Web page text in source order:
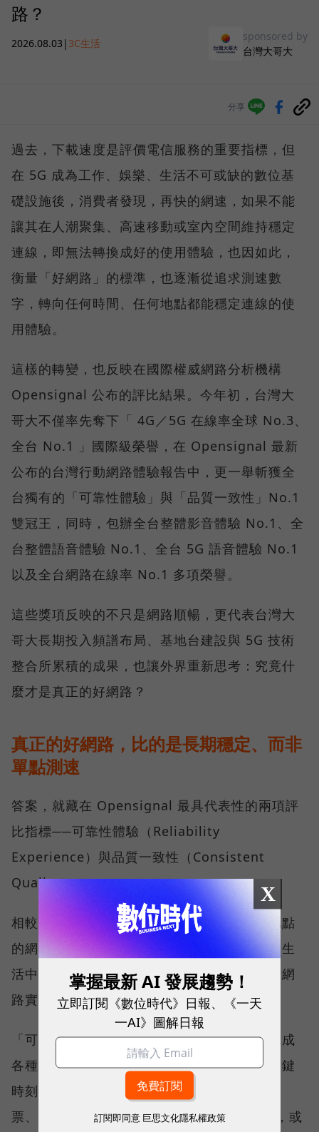
路？
2026.08.03 | 3C生活
sponsored by
台灣大哥大
分享
過去，下載速度是評價電信服務的重要指標，但
在 5G 成為工作、娛樂、生活不可或缺的數位基
礎設施後，消費者發現，再快的網速，如果不能
讓其在人潮聚集、高速移動或室內空間維持穩定
連線，即無法轉換成好的使用體驗，也因如此，
衡量「好網路」的標準，也逐漸從追求測速數
字，轉向任何時間、任何地點都能穩定連線的使
用體驗。
這樣的轉變，也反映在國際權威網路分析機構
Opensignal 公布的評比結果。今年初，台灣大
哥大不僅率先奪下「 4G／5G 在線率全球 No.3、
全台 No.1 」國際級榮譽，在 Opensignal 最新
公布的台灣行動網路體驗報告中，更一舉斬獲全
台獨有的「可靠性體驗」與「品質一致性」No.1
雙冠王，同時，包辦全台整體影音體驗 No.1、全
台整體語音體驗 No.1、全台 5G 語音體驗 No.1
以及全台網路在線率 No.1 多項榮譽。
這些獎項反映的不只是網路順暢，更代表台灣大
哥大長期投入頻譜布局、基地台建設與 5G 技術
整合所累積的成果，也讓外界重新思考：究竟什
麼才是真正的好網路？
真正的好網路，比的是長期穩定、而非
單點測速
答案，就藏在 Opensignal 最具代表性的兩項評
比指標──可靠性體驗（Reliability
Experience）與品質一致性（Consistent
Quality）。
相較於傳統下載速度只反映單一時間、單一地點
的網路表現，這兩項指標更重視使用者在真實生
活中的整體體驗，因此也是最能反映電信業者網
路實力、最難取得的獎項。
「可靠性體驗」衡量的是使用者是否能順利完成
各種數位應用，因此，考驗的是網路服務在關鍵
時刻不中斷的能力。例如，搶購熱門演唱會門
票、秒殺限量商品、超商結帳掃描 QR Code，或
X
掌握最新 AI 發展趨勢！
立即訂閱《數位時代》日報、《一天
一AI》圖解日報
訂閱即同意 巨思文化隱私權政策